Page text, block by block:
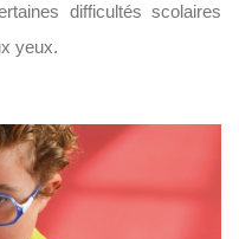
difficultés scolaires
yeux.